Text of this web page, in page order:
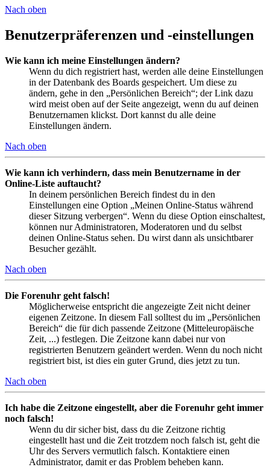
Nach oben
Benutzerpräferenzen und -einstellungen
Wie kann ich meine Einstellungen ändern?
Wenn du dich registriert hast, werden alle deine Einstellungen
in der Datenbank des Boards gespeichert. Um diese zu
ändern, gehe in den „Persönlichen Bereich“; der Link dazu
wird meist oben auf der Seite angezeigt, wenn du auf deinen
Benutzernamen klickst. Dort kannst du alle deine
Einstellungen ändern.
Nach oben
Wie kann ich verhindern, dass mein Benutzername in der
Online-Liste auftaucht?
In deinem persönlichen Bereich findest du in den
Einstellungen eine Option „Meinen Online-Status während
dieser Sitzung verbergen“. Wenn du diese Option einschaltest,
können nur Administratoren, Moderatoren und du selbst
deinen Online-Status sehen. Du wirst dann als unsichtbarer
Besucher gezählt.
Nach oben
Die Forenuhr geht falsch!
Möglicherweise entspricht die angezeigte Zeit nicht deiner
eigenen Zeitzone. In diesem Fall solltest du im „Persönlichen
Bereich“ die für dich passende Zeitzone (Mitteleuropäische
Zeit, ...) festlegen. Die Zeitzone kann dabei nur von
registrierten Benutzern geändert werden. Wenn du noch nicht
registriert bist, ist dies ein guter Grund, dies jetzt zu tun.
Nach oben
Ich habe die Zeitzone eingestellt, aber die Forenuhr geht immer
noch falsch!
Wenn du dir sicher bist, dass du die Zeitzone richtig
eingestellt hast und die Zeit trotzdem noch falsch ist, geht die
Uhr des Servers vermutlich falsch. Kontaktiere einen
Administrator, damit er das Problem beheben kann.